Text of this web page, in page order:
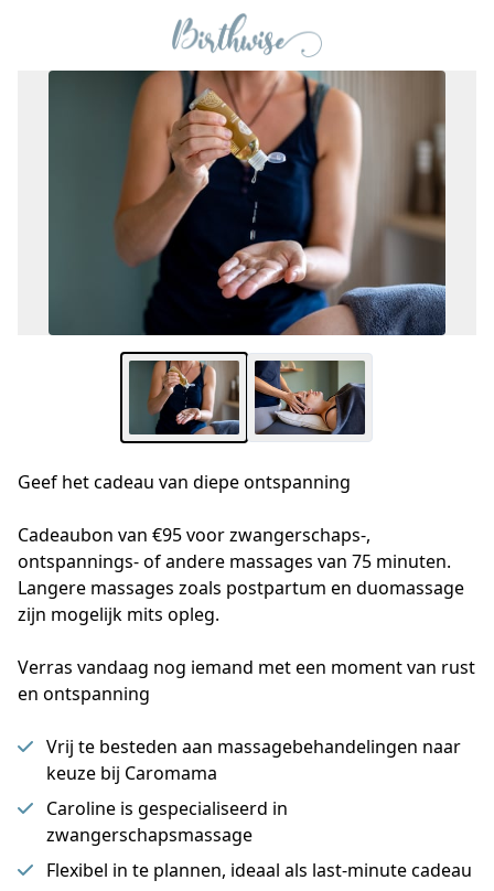
Geef het cadeau van diepe ontspanning
Cadeaubon van €95 voor zwangerschaps-,
ontspannings- of andere massages van 75 minuten.
Langere massages zoals postpartum en duomassage
zijn mogelijk mits opleg.
Verras vandaag nog iemand met een moment van rust
en ontspanning
Vrij te besteden aan massagebehandelingen naar
keuze bij Caromama
Caroline is gespecialiseerd in
zwangerschapsmassage
Flexibel in te plannen, ideaal als last-minute cadeau